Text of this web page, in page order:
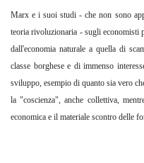
Marx e i suoi studi - che non sono
teoria rivoluzionaria - sugli economisti
dall'economia naturale a quella di
classe borghese e di immenso
sviluppo, esempio di quanto sia vero
la "coscienza", anche collettiva,
economica e il materiale scontro delle